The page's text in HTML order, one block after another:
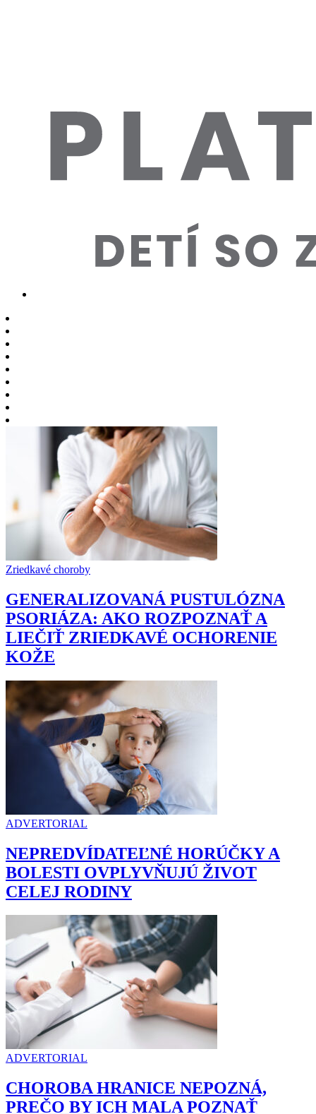
Zriedkavé choroby
GENERALIZOVANÁ PUSTULÓZNA
PSORIÁZA: AKO ROZPOZNAŤ A
LIEČIŤ ZRIEDKAVÉ OCHORENIE
KOŽE
ADVERTORIAL
NEPREDVÍDATEĽNÉ HORÚČKY A
BOLESTI OVPLYVŇUJÚ ŽIVOT
CELEJ RODINY
ADVERTORIAL
CHOROBA HRANICE NEPOZNÁ,
PREČO BY ICH MALA POZNAŤ